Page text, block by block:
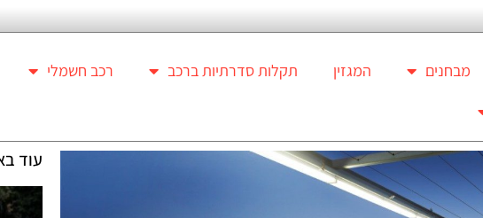
מבחנים המגזין תקלות סדרתיות ברכב
רכב חשמלי
עוד